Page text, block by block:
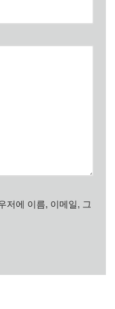
저에 이름, 이메일, 그